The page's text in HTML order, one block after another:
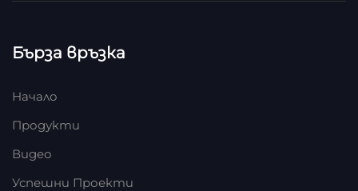
Бърза връзка
Начало
Продукти
Видео
Успешни Проекти